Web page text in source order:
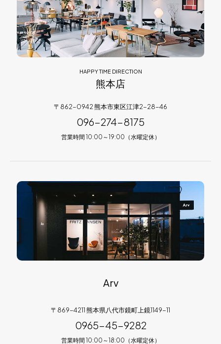
HAPPY TIME DIRECTION
熊本店
〒862-0942 熊本市東区江津2-28-46
096-274-8175
営業時間 10:00～19:00（水曜定休）
Arv
〒869-4211 熊本県八代市鏡町上鏡1149-11
0965-45-9282
営業時間 10:00～18:00（水曜定休）